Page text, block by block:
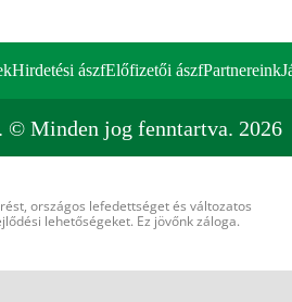
Hirdetési ászfElőfizetői ászfPartnereink
© Minden jog fenntartva. 2026
országos lefedettséget és változatos
lehetőségeket. Ez jövőnk záloga.